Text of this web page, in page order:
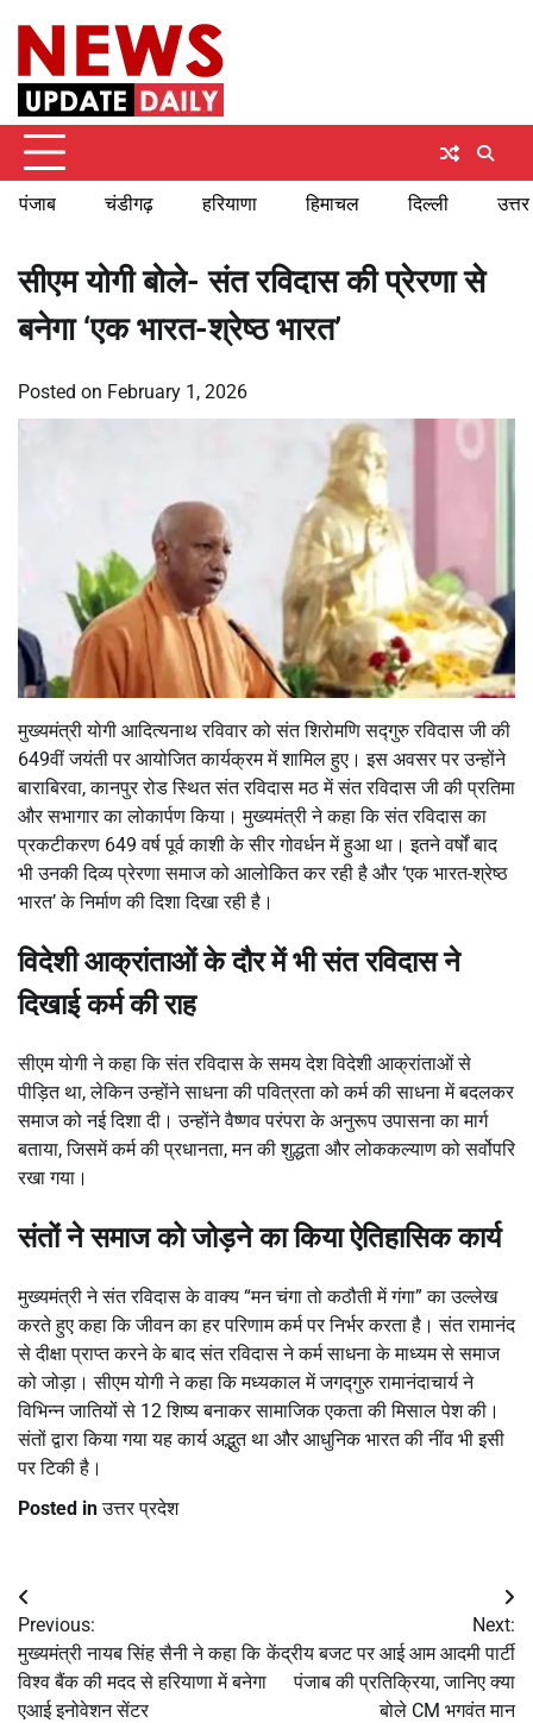
content
पंजाब चंडीगढ़ हरियाणा हिमाचल दिल्ली
सीएम योगी बोले- संत रविदास की प्रेरणा से
बनेगा ‘एक भारत-श्रेष्ठ भारत’
Posted on February 1, 2026
मुख्यमंत्री योगी आदित्यनाथ रविवार को संत शिरोमणि सद्गुरु रविदास जी की
649वीं जयंती पर आयोजित कार्यक्रम में शामिल हुए। इस अवसर पर उन्होंने
बाराबिरवा, कानपुर रोड स्थित संत रविदास मठ में संत रविदास जी की प्रतिमा
और सभागार का लोकार्पण किया। मुख्यमंत्री ने कहा कि संत रविदास का
प्रकटीकरण 649 वर्ष पूर्व काशी के सीर गोवर्धन में हुआ था। इतने वर्षों बाद
भी उनकी दिव्य प्रेरणा समाज को आलोकित कर रही है और ‘एक भारत-श्रेष्ठ
भारत’ के निर्माण की दिशा दिखा रही है।
विदेशी आक्रांताओं के दौर में भी संत रविदास ने
दिखाई कर्म की राह
सीएम योगी ने कहा कि संत रविदास के समय देश विदेशी आक्रांताओं से
पीड़ित था, लेकिन उन्होंने साधना की पवित्रता को कर्म की साधना में बदलकर
समाज को नई दिशा दी। उन्होंने वैष्णव परंपरा के अनुरूप उपासना का मार्ग
बताया, जिसमें कर्म की प्रधानता, मन की शुद्धता और लोककल्याण को सर्वोपरि
रखा गया।
संतों ने समाज को जोड़ने का किया ऐतिहासिक कार्य
मुख्यमंत्री ने संत रविदास के वाक्य “मन चंगा तो कठौती में गंगा” का उल्लेख
करते हुए कहा कि जीवन का हर परिणाम कर्म पर निर्भर करता है। संत रामानंद
से दीक्षा प्राप्त करने के बाद संत रविदास ने कर्म साधना के माध्यम से समाज
को जोड़ा। सीएम योगी ने कहा कि मध्यकाल में जगद्गुरु रामानंदाचार्य ने
विभिन्न जातियों से 12 शिष्य बनाकर सामाजिक एकता की मिसाल पेश की।
संतों द्वारा किया गया यह कार्य अद्भुत था और आधुनिक भारत की नींव भी इसी
पर टिकी है।
Posted inउत्तर प्रदेश
Post
navigation
Previous:
मुख्यमंत्री नायब सिंह सैनी ने कहा कि
विश्व बैंक की मदद से हरियाणा में बनेगा
एआई इनोवेशन सेंटर
Next:
केंद्रीय बजट पर आई आम आदमी पार्टी
पंजाब की प्रतिक्रिया, जानिए क्या
बोले CM भगवंत मान